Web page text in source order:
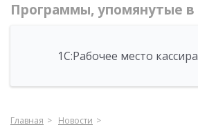
Программы, упомянутые в
1С:Рабочее место кассира
Главная
Новости